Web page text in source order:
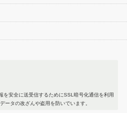
を安全に送受信するためにSSL暗号化通信を利用
ータの改ざんや盗用を防いでいます。